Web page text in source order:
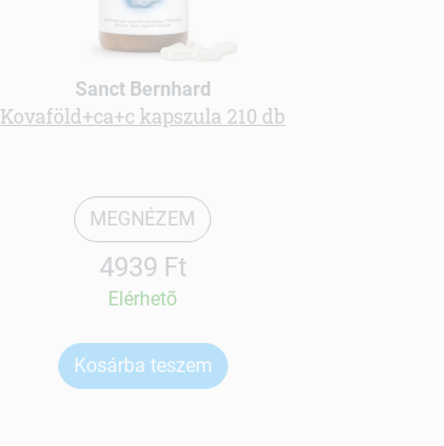
Sanct Bernhard
Kovaföld+ca+c kapszula 210 db
MEGNÉZEM
4939 Ft
Elérhetõ
Kosárba teszem